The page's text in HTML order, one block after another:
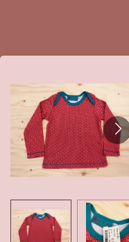
naar
hoofdinhoud